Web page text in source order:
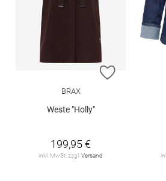
ZUR
BRAX
Weste "Holly"
199,95 €
inkl. MwSt. zzgl. Versand